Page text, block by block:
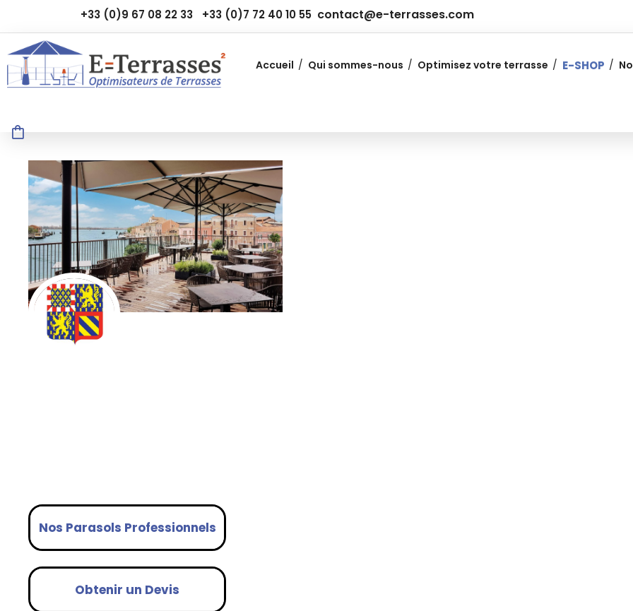
+33 (0)9 67 08 22 33 +33 (0)7 72 40 10 55 contact@e-terrasses.com
Accueil Qui sommes-nous Optimisez votre terrasse E-SHOP
Nos Parasols Professionnels
Obtenir un Devis